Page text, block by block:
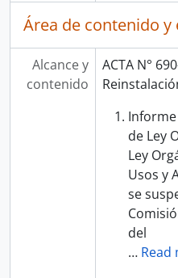
Área de contenido
Alcance y
contenido
ACTA N°
de Ley
Ley
Usos y
se
del
… Read